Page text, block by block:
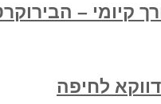
קיומי –
לחיפה